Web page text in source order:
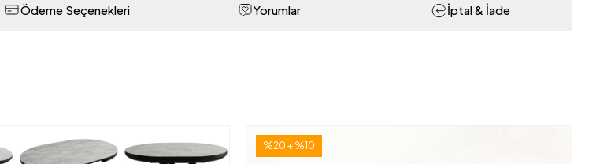
Ödeme Seçenekleri Yorumlar İptal & İade
%20 + %10